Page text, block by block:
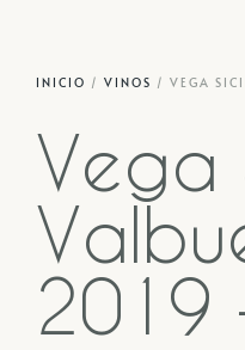
INICIO / VINOS / VEGA
Vega
2019